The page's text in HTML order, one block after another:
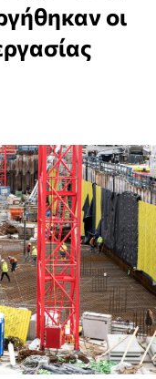
οι